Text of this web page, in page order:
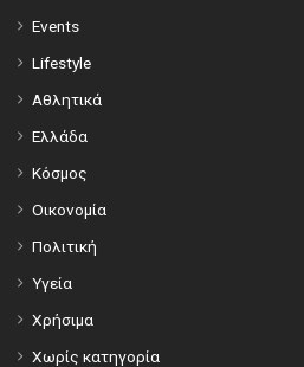
Events
Lifestyle
Αθλητικά
Ελλάδα
Κόσμος
Οικονομία
Πολιτική
Υγεία
Χρήσιμα
Χωρίς κατηγορία